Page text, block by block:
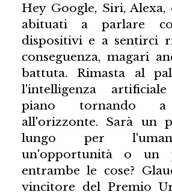
Hey Google, Siri,
abituati a parlare
dispositivi e a sentirci
conseguenza, magari
battuta. Rimasta al
l'intelligenza
piano tornando a
all'orizzonte. Sarà un
lungo per
un'opportunità o un
entrambe le cose?
vincitore del Premio